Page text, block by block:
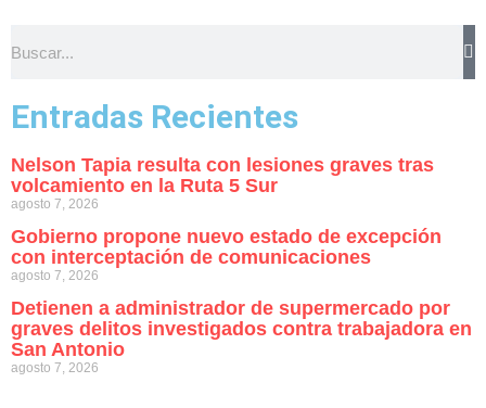
Entradas Recientes
Nelson Tapia resulta con lesiones graves tras
volcamiento en la Ruta 5 Sur
agosto 7, 2026
Gobierno propone nuevo estado de excepción
con interceptación de comunicaciones
agosto 7, 2026
Detienen a administrador de supermercado por
graves delitos investigados contra trabajadora en
San Antonio
agosto 7, 2026